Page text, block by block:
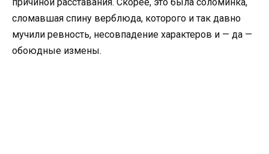
сломавшая спину верблюда, которого и так давно
мучили ревность, несовпадение характеров и — да —
обоюдные измены.